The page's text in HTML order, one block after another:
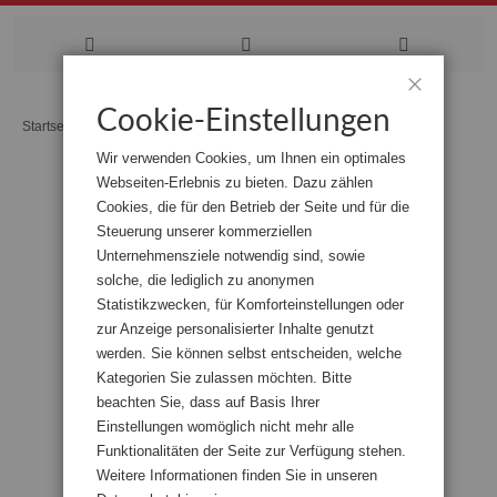
Startseite Ecksteine
Cookie-Einstellungen
Wir verwenden Cookies, um Ihnen ein optimales
Webseiten-Erlebnis zu bieten. Dazu zählen
Cookies, die für den Betrieb der Seite und für die
Steuerung unserer kommerziellen
Unternehmensziele notwendig sind, sowie
solche, die lediglich zu anonymen
Statistikzwecken, für Komforteinstellungen oder
zur Anzeige personalisierter Inhalte genutzt
werden. Sie können selbst entscheiden, welche
Kategorien Sie zulassen möchten. Bitte
beachten Sie, dass auf Basis Ihrer
Einstellungen womöglich nicht mehr alle
Funktionalitäten der Seite zur Verfügung stehen.
Weitere Informationen finden Sie in unseren